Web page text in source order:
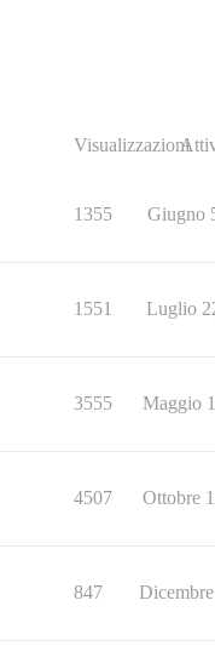
Visualizzazioni
1355 Giugno
1551 Luglio
3555 Maggio
4507 Ottobre
847